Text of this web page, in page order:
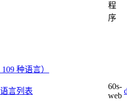
种语言）
言列表
程
序
60s-
web